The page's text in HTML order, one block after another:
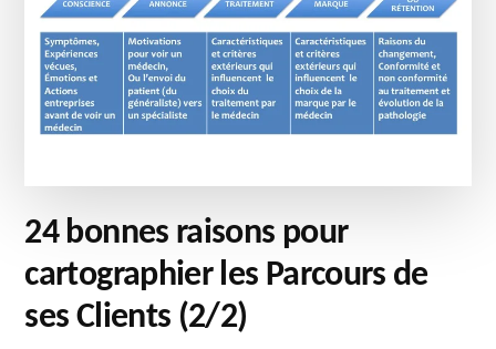
24 bonnes raisons pour
cartographier les Parcours de
ses Clients (2/2)